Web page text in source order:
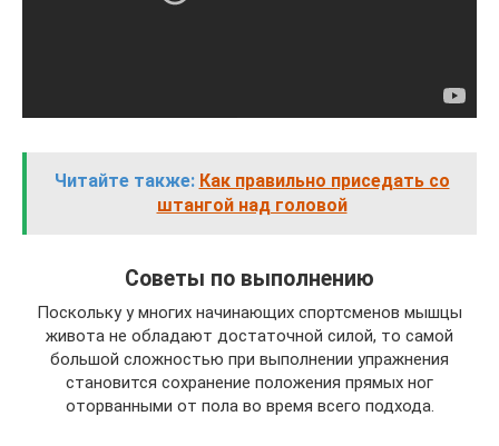
Читайте также: Как правильно приседать со
штангой над головой
Советы по выполнению
Поскольку у многих начинающих спортсменов мышцы
живота не обладают достаточной силой, то самой
большой сложностью при выполнении упражнения
становится сохранение положения прямых ног
оторванными от пола во время всего подхода.